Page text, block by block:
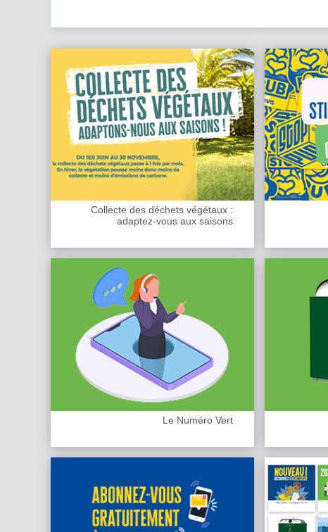
Collecte des déchets végétaux :
adaptez-vous aux saisons
Le Numéro Vert